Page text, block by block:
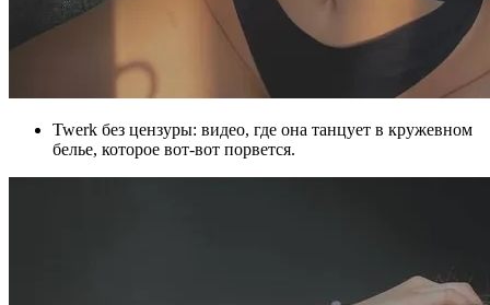
Twerk без цензуры: видео, где она танцует в кружевном
белье, которое вот-вот порвется.